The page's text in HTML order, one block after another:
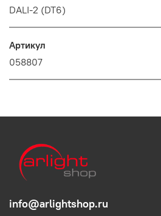
DALI-2 (DT6)
Артикул
058807
info@arlightshop.ru